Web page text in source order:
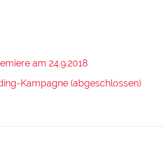
am 24.9.2018
Kampagne (abgeschlossen)